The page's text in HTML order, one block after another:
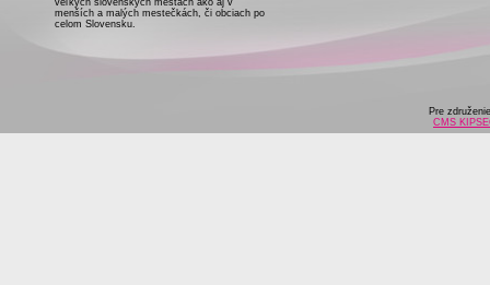
veľkých slovenských mestách ako aj v
menších a malých mestečkách, či obciach po
celom Slovensku.
Pre
CMS